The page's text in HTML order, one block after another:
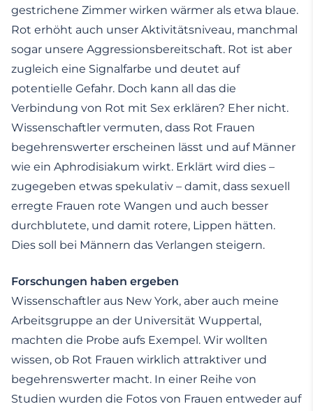
gestrichene Zimmer wirken wärmer als etwa blaue.
Rot erhöht auch unser Aktivitätsniveau, manchmal
sogar unsere Aggressionsbereitschaft. Rot ist aber
zugleich eine Signalfarbe und deutet auf
potentielle Gefahr. Doch kann all das die
Verbindung von Rot mit Sex erklären? Eher nicht.
Wissenschaftler vermuten, dass Rot Frauen
begehrenswerter erscheinen lässt und auf Männer
wie ein Aphrodisiakum wirkt. Erklärt wird dies –
zugegeben etwas spekulativ – damit, dass sexuell
erregte Frauen rote Wangen und auch besser
durchblutete, und damit rotere, Lippen hätten.
Dies soll bei Männern das Verlangen steigern.
Forschungen haben ergeben
Wissenschaftler aus New York, aber auch meine
Arbeitsgruppe an der Universität Wuppertal,
machten die Probe aufs Exempel. Wir wollten
wissen, ob Rot Frauen wirklich attraktiver und
begehrenswerter macht. In einer Reihe von
Studien wurden die Fotos von Frauen entweder auf